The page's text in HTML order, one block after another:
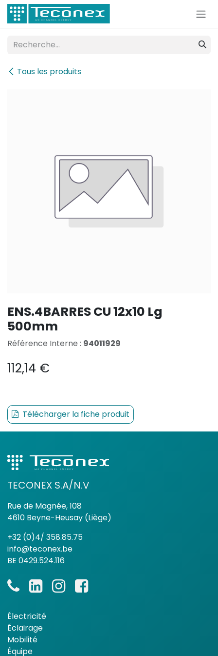
Se rendre au contenu
Tous les produits
ENS.4BARRES CU 12x10 Lg
500mm
Référence Interne : 94011929
112,14 €
Télécharger la fiche produit
TECONEX S.A/N.V
Rue de Magnée, 108
4610 Beyne-Heusay (Liège)
+32 (0)4/ 358.85.75
info@teconex.be
BE 0429.524.116
Électricité
Éclairage
Mobilité
Équipe